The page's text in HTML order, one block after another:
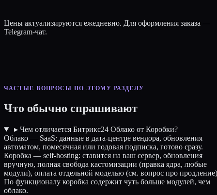
Цены актуализируются ежедневно. Для оформления заказа —
Telegram-чат.
ЧАСТЫЕ ВОПРОСЫ ПО ЭТОМУ РАЗДЕЛУ
Что обычно спрашивают
▸ Чем отличается Битрикс24 Облако от Коробки?
Облако — SaaS: данные в дата-центре вендора, обновления
автоматом, помесячная или годовая подписка, готово сразу.
Коробка — self-hosting: ставится на ваш сервер, обновления
вручную, полная свобода кастомизации (правка ядра, любые
модули), оплата отдельной моделью (см. вопрос про
По функционалу коробка содержит чуть больше модулей, чем
облако.